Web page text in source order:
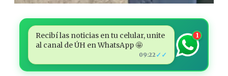
Recibí las noticias en tu celular, unite
al canal de ÚH en WhatsApp 🤩
09:22 ✓✓
1